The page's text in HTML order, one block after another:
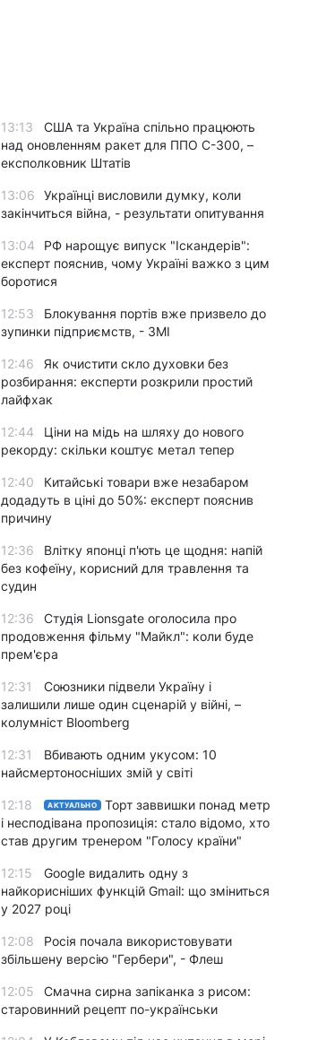
13:13
США та Україна спільно працюють
над оновленням ракет для ППО С-300, –
експолковник Штатів
13:06
Українці висловили думку, коли
закінчиться війна, - результати опитування
13:04
РФ нарощує випуск "Іскандерів":
експерт пояснив, чому Україні важко з цим
боротися
12:53
Блокування портів вже призвело до
зупинки підприємств, - ЗМІ
12:46
Як очистити скло духовки без
розбирання: експерти розкрили простий
лайфхак
12:44
Ціни на мідь на шляху до нового
рекорду: скільки коштує метал тепер
12:40
Китайські товари вже незабаром
додадуть в ціні до 50%: експерт пояснив
причину
12:36
Влітку японці п'ють це щодня: напій
без кофеїну, корисний для травлення та
судин
12:36
Студія Lionsgate оголосила про
продовження фільму "Майкл": коли буде
прем'єра
12:31
Союзники підвели Україну і
залишили лише один сценарій у війні, –
колумніст Bloomberg
12:31
Вбивають одним укусом: 10
найсмертоносніших змій у світі
12:18 АКТУАЛЬНО
Торт заввишки понад метр
і несподівана пропозиція: стало відомо, хто
став другим тренером "Голосу країни"
12:15
Google видалить одну з
найкорисніших функцій Gmail: що зміниться
у 2027 році
12:08
Росія почала використовувати
збільшену версію "Гербери", - Флеш
12:05
Смачна сирна запіканка з рисом:
старовинний рецепт по-українськи